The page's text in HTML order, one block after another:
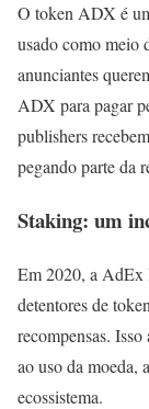
O token ADX é
usado como meio
anunciantes
ADX para pagar
publishers
pegando parte da
Staking: um
Em 2020, a AdEx
detentores de
recompensas.
ao uso da moeda,
ecossistema.